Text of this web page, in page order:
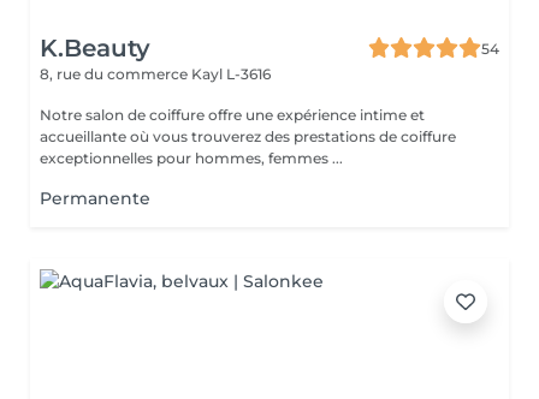
K.Beauty
54
8, rue du commerce Kayl L-3616
Notre salon de coiffure offre une expérience intime et
accueillante où vous trouverez des prestations de coiffure
exceptionnelles pour hommes, femmes ...
Permanente